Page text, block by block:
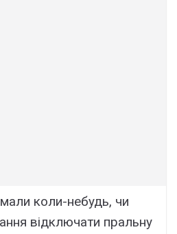
коли-небудь, чи
відключати пральну